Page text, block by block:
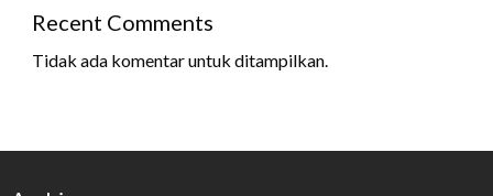
Recent Comments
Tidak ada komentar untuk ditampilkan.